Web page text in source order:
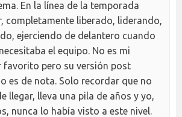
En la línea de la temporada
completamente liberado, liderando,
ejerciendo de delantero cuando
el equipo. No es mi
favorito pero su versión post
es de nota. Solo recordar que no
llegar, lleva una pila de años y yo,
nunca lo había visto a este nivel.